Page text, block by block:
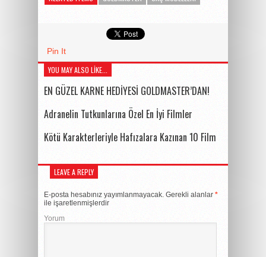
Pin It
YOU MAY ALSO LIKE...
EN GÜZEL KARNE HEDİYESİ GOLDMASTER’DAN!
Adranelin Tutkunlarına Özel En İyi Filmler
Kötü Karakterleriyle Hafızalara Kazınan 10 Film
LEAVE A REPLY
E-posta hesabınız yayımlanmayacak. Gerekli alanlar *
ile işaretlenmişlerdir
Yorum